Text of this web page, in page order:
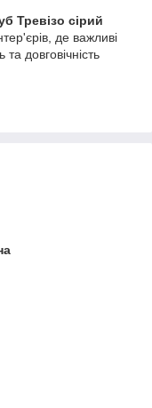
Тревізо сірий
де важливі
довговічність